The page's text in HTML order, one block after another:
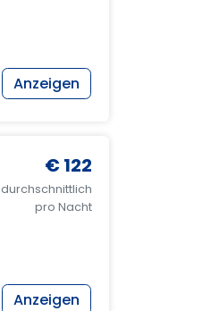
Anzeigen
€ 122
durchschnittlich
pro Nacht
Anzeigen